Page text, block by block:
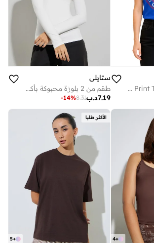
Multipack Graphic Print T-Shirt for WOMEN
ستايلي
طقم من 2 بلوزة محبوكة بأكمام طويلة
د.ب7.19
8.31
-14%
+
4
الأكثر طلبا
+
5